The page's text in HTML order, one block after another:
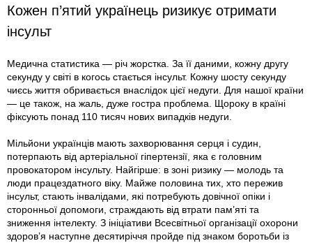
Кожен п’ятий українець ризикує отримати
інсульт
Медична статистика — річ жорстка. За її даними, кожну другу
секунду у світі в когось стається інсульт. Кожну шосту секунду
чиєсь життя обривається внаслідок цієї недуги. Для нашої країни
— це також, на жаль, дуже гостра проблема. Щороку в країні
фіксують понад 110 тисяч нових випадків недуги.
Мільйони українців мають захворювання серця і судин,
потерпають від артеріальної гіпертензії, яка є головним
провокатором інсульту. Найгірше: в зоні ризику — молодь та
люди працездатного віку. Майже половина тих, хто пережив
інсульт, стають інвалідами, які потребують довічної опіки і
сторонньої допомоги, страждають від втрати пам’яті та
зниження інтелекту. З ініціативи Всесвітньої організації охорони
здоров’я наступне десятиріччя пройде під знаком боротьби із